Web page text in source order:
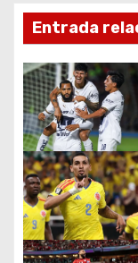
v
e
g
a
c
i
ó
Entrada